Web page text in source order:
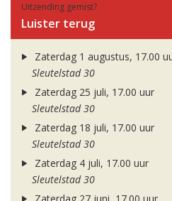
Uitzending gemist?
Luister terug
Zaterdag 1 augustus, 17.00
Sleutelstad 30
Zaterdag 25 juli, 17.00 uur
Sleutelstad 30
Zaterdag 18 juli, 17.00 uur
Sleutelstad 30
Zaterdag 4 juli, 17.00 uur
Sleutelstad 30